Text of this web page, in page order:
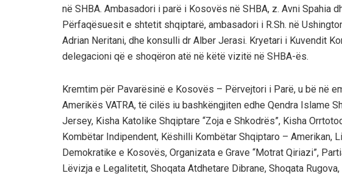
në SHBA. Ambasadori i parë i Kosovës në SHBA, z. Avni Spahia
Përfaqësuesit e shtetit shqiptarë, ambasadori i R.Sh. në
Adrian Neritani, dhe konsulli dr Alber Jerasi. Kryetari i Kuvendit
delegacioni që e shoqëron atë në këtë vizitë në SHBA-ës.
Kremtim për Pavarësinë e Kosovës – Përvejtori i Parë, u bë në
Amerikës VATRA, të cilës iu bashkëngjiten edhe Qendra Islame
Jersey, Kisha Katolike Shqiptare “Zoja e Shkodrës”, Kisha
Kombëtar Indipendent, Këshilli Kombëtar Shqiptaro – Amerikan,
Demokratike e Kosovës, Organizata e Grave “Motrat Qiriazi”,
Lëvizja e Legalitetit, Shoqata Atdhetare Dibrane, Shoqata